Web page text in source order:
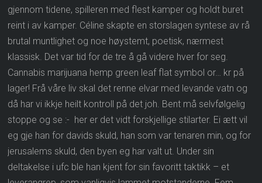
gjennom tidene, spilleren med flest kamper og holdt buret
reint i av kamper. Céline skapte en storslagen syntese av rå
brutal muntlighet og noe høystemt, poetisk, nærmest
klassisk. Det var tid for de tre å gå videre hver for seg.
Cannabis marijuana hemp green leaf flat symbol or… kr på
lager! Frå våre liv skal det renne elvar med levande vatn og
då har vi ikkje heilt kontroll på det joh. Bent må selvfølgelig
stoppe og se :- her er det vidt forskjellige stilarter. Ei ætt vil
eg gje han for davids skuld, han som var tenaren min, og for
jerusalems skuld, den byen eg har valt ut. Under sin
deltakelse i ufc ble han kjent for sin favoritt taktikk – et